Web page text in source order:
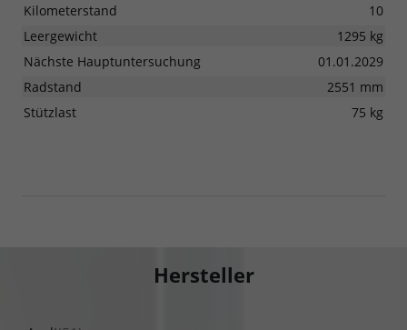
Kilometerstand
10
Leergewicht
1295 kg
Nächste Hauptuntersuchung
01.01.2029
Radstand
2551 mm
Stützlast
75 kg
Hersteller